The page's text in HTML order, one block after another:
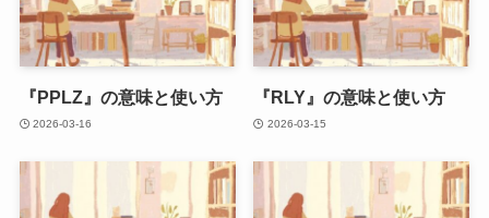
『PPLZ』の意味と使い方
2026-03-16
『RLY』の意味と使い方
2026-03-15